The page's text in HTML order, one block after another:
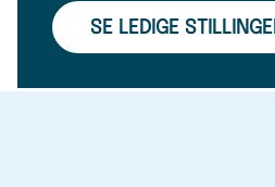
SE LEDIGE
snuse til SOSU-faget uden